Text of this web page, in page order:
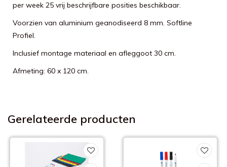
per week 25 vrij beschrijfbare posities beschikbaar.
Voorzien van aluminium geanodiseerd 8 mm. Softline
Profiel.
Inclusief montage materiaal en afleggoot 30 cm.
Afmeting: 60 x 120 cm.
Gerelateerde producten